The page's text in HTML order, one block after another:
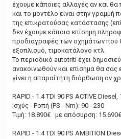
έχουμε κάποιες αλλαγές αν και θα
και το μοντέλο είναι στην
της επικρατούσας κατάστασης
δεν έχουμε κάποια επίσημη
προδιαγραφές των οχημάτων που
εξοπλισμό, τιμοκατάλογο κτλ.
Το περιoδικό autotriti έχει
ανακοινωθούν και επίσημα θα
γίνει η απαραίτητη διόρθωση αν
RAPID - 1.4 TDI 90 PS ACTIVE Diesel,
Ισχύς - Ροπή (PS - Nm): 90 - 230
Τιμή: 18.890€ με απόσυρση: 15.690€
RAPID - 1.4 TDI 90 PS AMBITION